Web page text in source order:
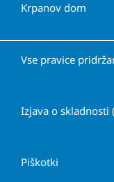
Krpanov dom
Vse pravice
Izjava o skladnosti
Piškotki